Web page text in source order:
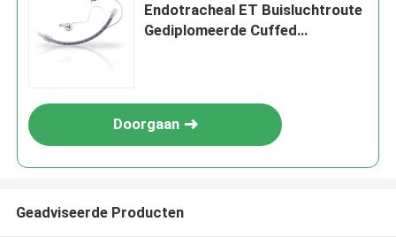
Endotracheal ET Buisluchtroute
Gediplomeerde Cuffed
Doorgaan
Geadviseerde Producten